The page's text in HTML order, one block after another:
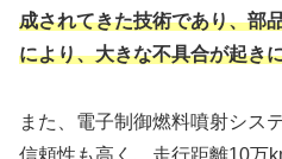
成されてきた技術であり、部
により、大きな不具合が起き
また、電子制御燃料噴射シス
信頼性も高く、走行距離10万